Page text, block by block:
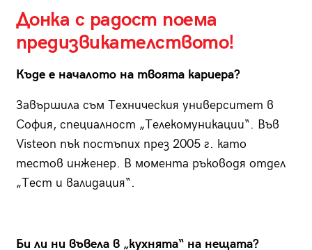
Донка с радост поема
предизвикателството!
Къде е началото на твоята кариера?
Завършила съм Техническия университет в
София, специалност „Телекомуникации“. Във
Visteon пък постъпих през 2005 г. като
тестов инженер. В момента ръководя отдел
„Тест и валидация“.
Би ли ни въвела в „кухнята“ на нещата?